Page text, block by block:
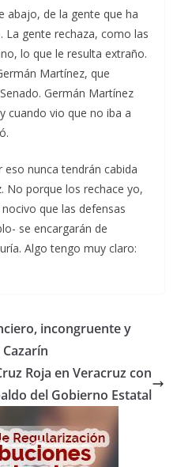
abajo, de la gente que ha
gente rechaza, como las
lo que le resulta extraño.
Martínez, que
Germán Martínez
cuando vio que no iba a
eso nunca tendrán cabida
No porque los rechace yo,
que las defensas
se encargarán de
Algo tengo muy claro:
incongruente y
Roja en Veracruz con
del Gobierno Estatal